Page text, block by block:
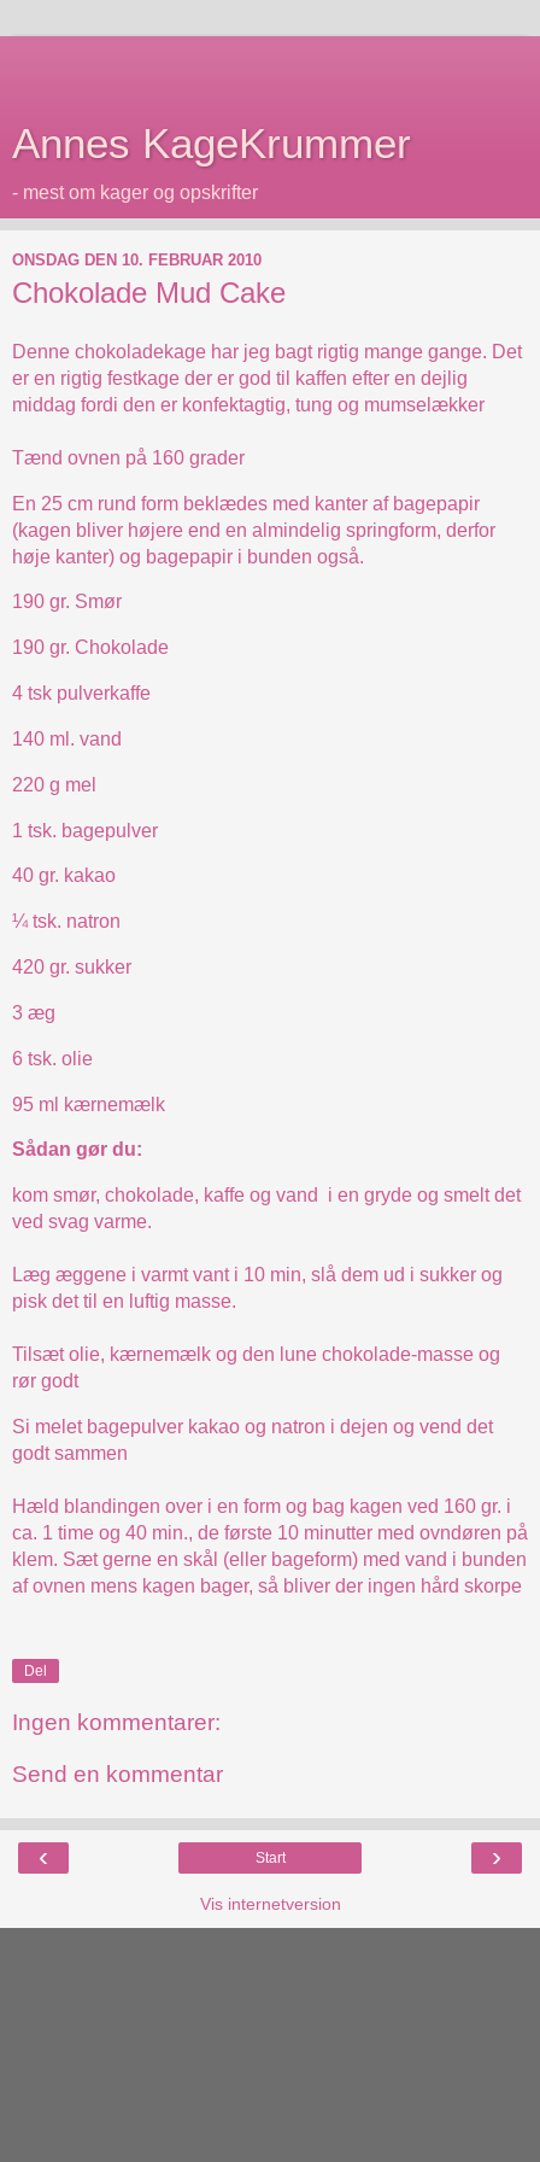
Annes KageKrummer
- mest om kager og opskrifter
ONSDAG DEN 10. FEBRUAR 2010
Chokolade Mud Cake
Denne chokoladekage har jeg bagt rigtig mange gange. Det
er en rigtig festkage der er god til kaffen efter en dejlig
middag fordi den er konfektagtig, tung og mumselækker
Tænd ovnen på 160 grader
En 25 cm rund form beklædes med kanter af bagepapir
(kagen bliver højere end en almindelig springform, derfor
høje kanter) og bagepapir i bunden også.
190 gr. Smør
190 gr. Chokolade
4 tsk pulverkaffe
140 ml. vand
220 g mel
1 tsk. bagepulver
40 gr. kakao
¼ tsk. natron
420 gr. sukker
3 æg
6 tsk. olie
95 ml kærnemælk
Sådan gør du:
kom smør, chokolade, kaffe og vand i en gryde og smelt det
ved svag varme.
Læg æggene i varmt vant i 10 min, slå dem ud i sukker og
pisk det til en luftig masse.
Tilsæt olie, kærnemælk og den lune chokolade-masse og
rør godt
Si melet bagepulver kakao og natron i dejen og vend det
godt sammen
Hæld blandingen over i en form og bag kagen ved 160 gr. i
ca. 1 time og 40 min., de første 10 minutter med ovndøren på
klem. Sæt gerne en skål (eller bageform) med vand i bunden
af ovnen mens kagen bager, så bliver der ingen hård skorpe
Del
Ingen kommentarer:
Send en kommentar
‹ ›
Start
Vis internetversion